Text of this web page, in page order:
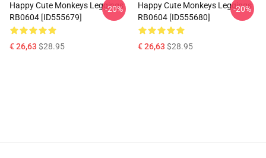
Happy Cute Monkeys Leggings
RB0604 [ID555679]
€ 26,63 $28.95
-20%
Happy Cute Monkeys Leggings
RB0604 [ID555680]
€ 26,63 $28.95
-20%